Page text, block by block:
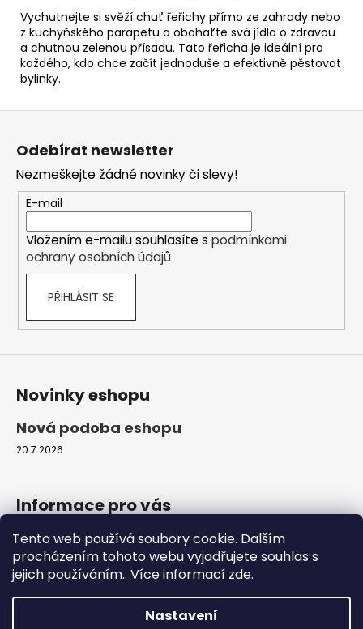
Tento web používá soubory cookie. Dalším
procházením tohoto webu vyjadřujete souhlas s
jejich používáním.. Více informací zde.
Nastavení
Vychutnejte si svěží chuť řeřichy přímo ze zahrady nebo
z kuchyňského parapetu a obohaťte svá jídla o zdravou
a chutnou zelenou přísadu. Tato řeřicha je ideální pro
každého, kdo chce začít jednoduše a efektivně pěstovat
bylinky.
Odebírat newsletter
Nezmeškejte žádné novinky či slevy!
E-mail
Vložením e-mailu souhlasíte s podmínkami
ochrany osobních údajů
PŘIHLÁSIT SE
Novinky eshopu
Nová podoba eshopu
20.7.2026
Informace pro vás
Obchodní podmínky
Podmínky ochrany osobních údajů
Moje objednávka